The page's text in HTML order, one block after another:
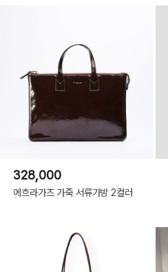
328,000
에흐라가즈 가죽 서류가방 2컬러